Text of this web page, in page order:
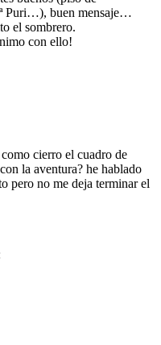
Puri…), buen mensaje…
el sombrero.
con ello!
cierro el cuadro de
la aventura? he hablado
pero no me deja terminar el